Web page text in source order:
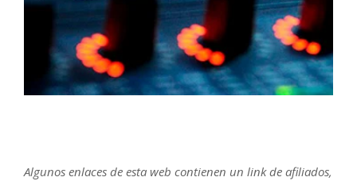
Algunos enlaces de esta web contienen un link de afiliados,